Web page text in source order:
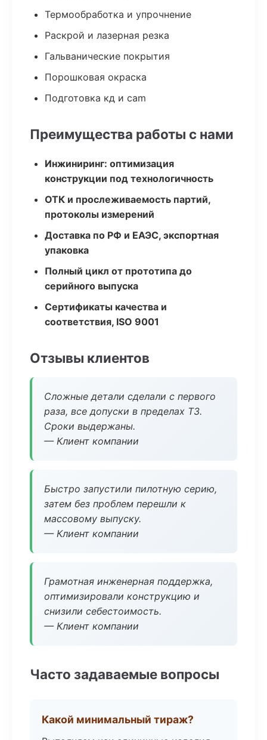
Термообработка и упрочнение
Раскрой и лазерная резка
Гальванические покрытия
Порошковая окраска
Подготовка кд и cam
Преимущества работы с нами
Инжиниринг: оптимизация
конструкции под технологичность
ОТК и прослеживаемость партий,
протоколы измерений
Доставка по РФ и ЕАЭС, экспортная
упаковка
Полный цикл от прототипа до
серийного выпуска
Сертификаты качества и
соответствия, ISO 9001
Отзывы клиентов
Сложные детали сделали с первого
раза, все допуски в пределах ТЗ.
Сроки выдержаны.
— Клиент компании
Быстро запустили пилотную серию,
затем без проблем перешли к
массовому выпуску.
— Клиент компании
Грамотная инженерная поддержка,
оптимизировали конструкцию и
снизили себестоимость.
— Клиент компании
Часто задаваемые вопросы
Какой минимальный тираж?